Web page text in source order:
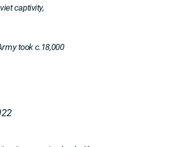
captivity,
took c.18,000